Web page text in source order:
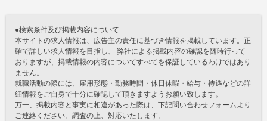
●検索条件及び掲載内容について
本サイトの求人情報は、広告主の責任に基づき情報を掲載しています。正
確で詳しい求人情報を目指し、 弊社による掲載内容の確認を随時行って
おりますが、掲載情報の内容についてすべてを保証しているわけではあり
ません。
就職活動の際には、雇用形態・勤務時間・休日休暇・給与・待遇などの詳
細情報をご自身で十分に確認して頂きますようお願い致します。
万一、掲載内容と事実に相違があった際は、下記問い合わせフォームより
ご連絡ください。調査の上、対応いたします。